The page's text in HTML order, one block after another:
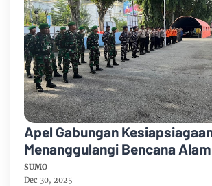
Apel Gabungan
Menanggulangi Bencana
Bengkalis
SUMO
Dec 30, 2025